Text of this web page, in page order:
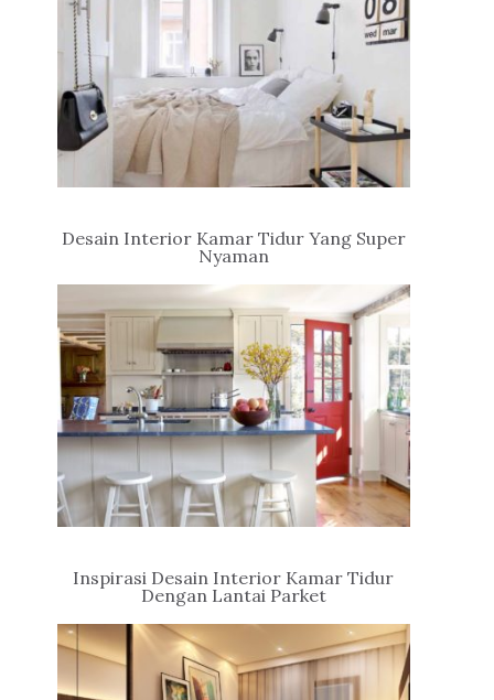
Desain Interior Kamar Tidur Yang Super
Nyaman
Inspirasi Desain Interior Kamar Tidur
Dengan Lantai Parket